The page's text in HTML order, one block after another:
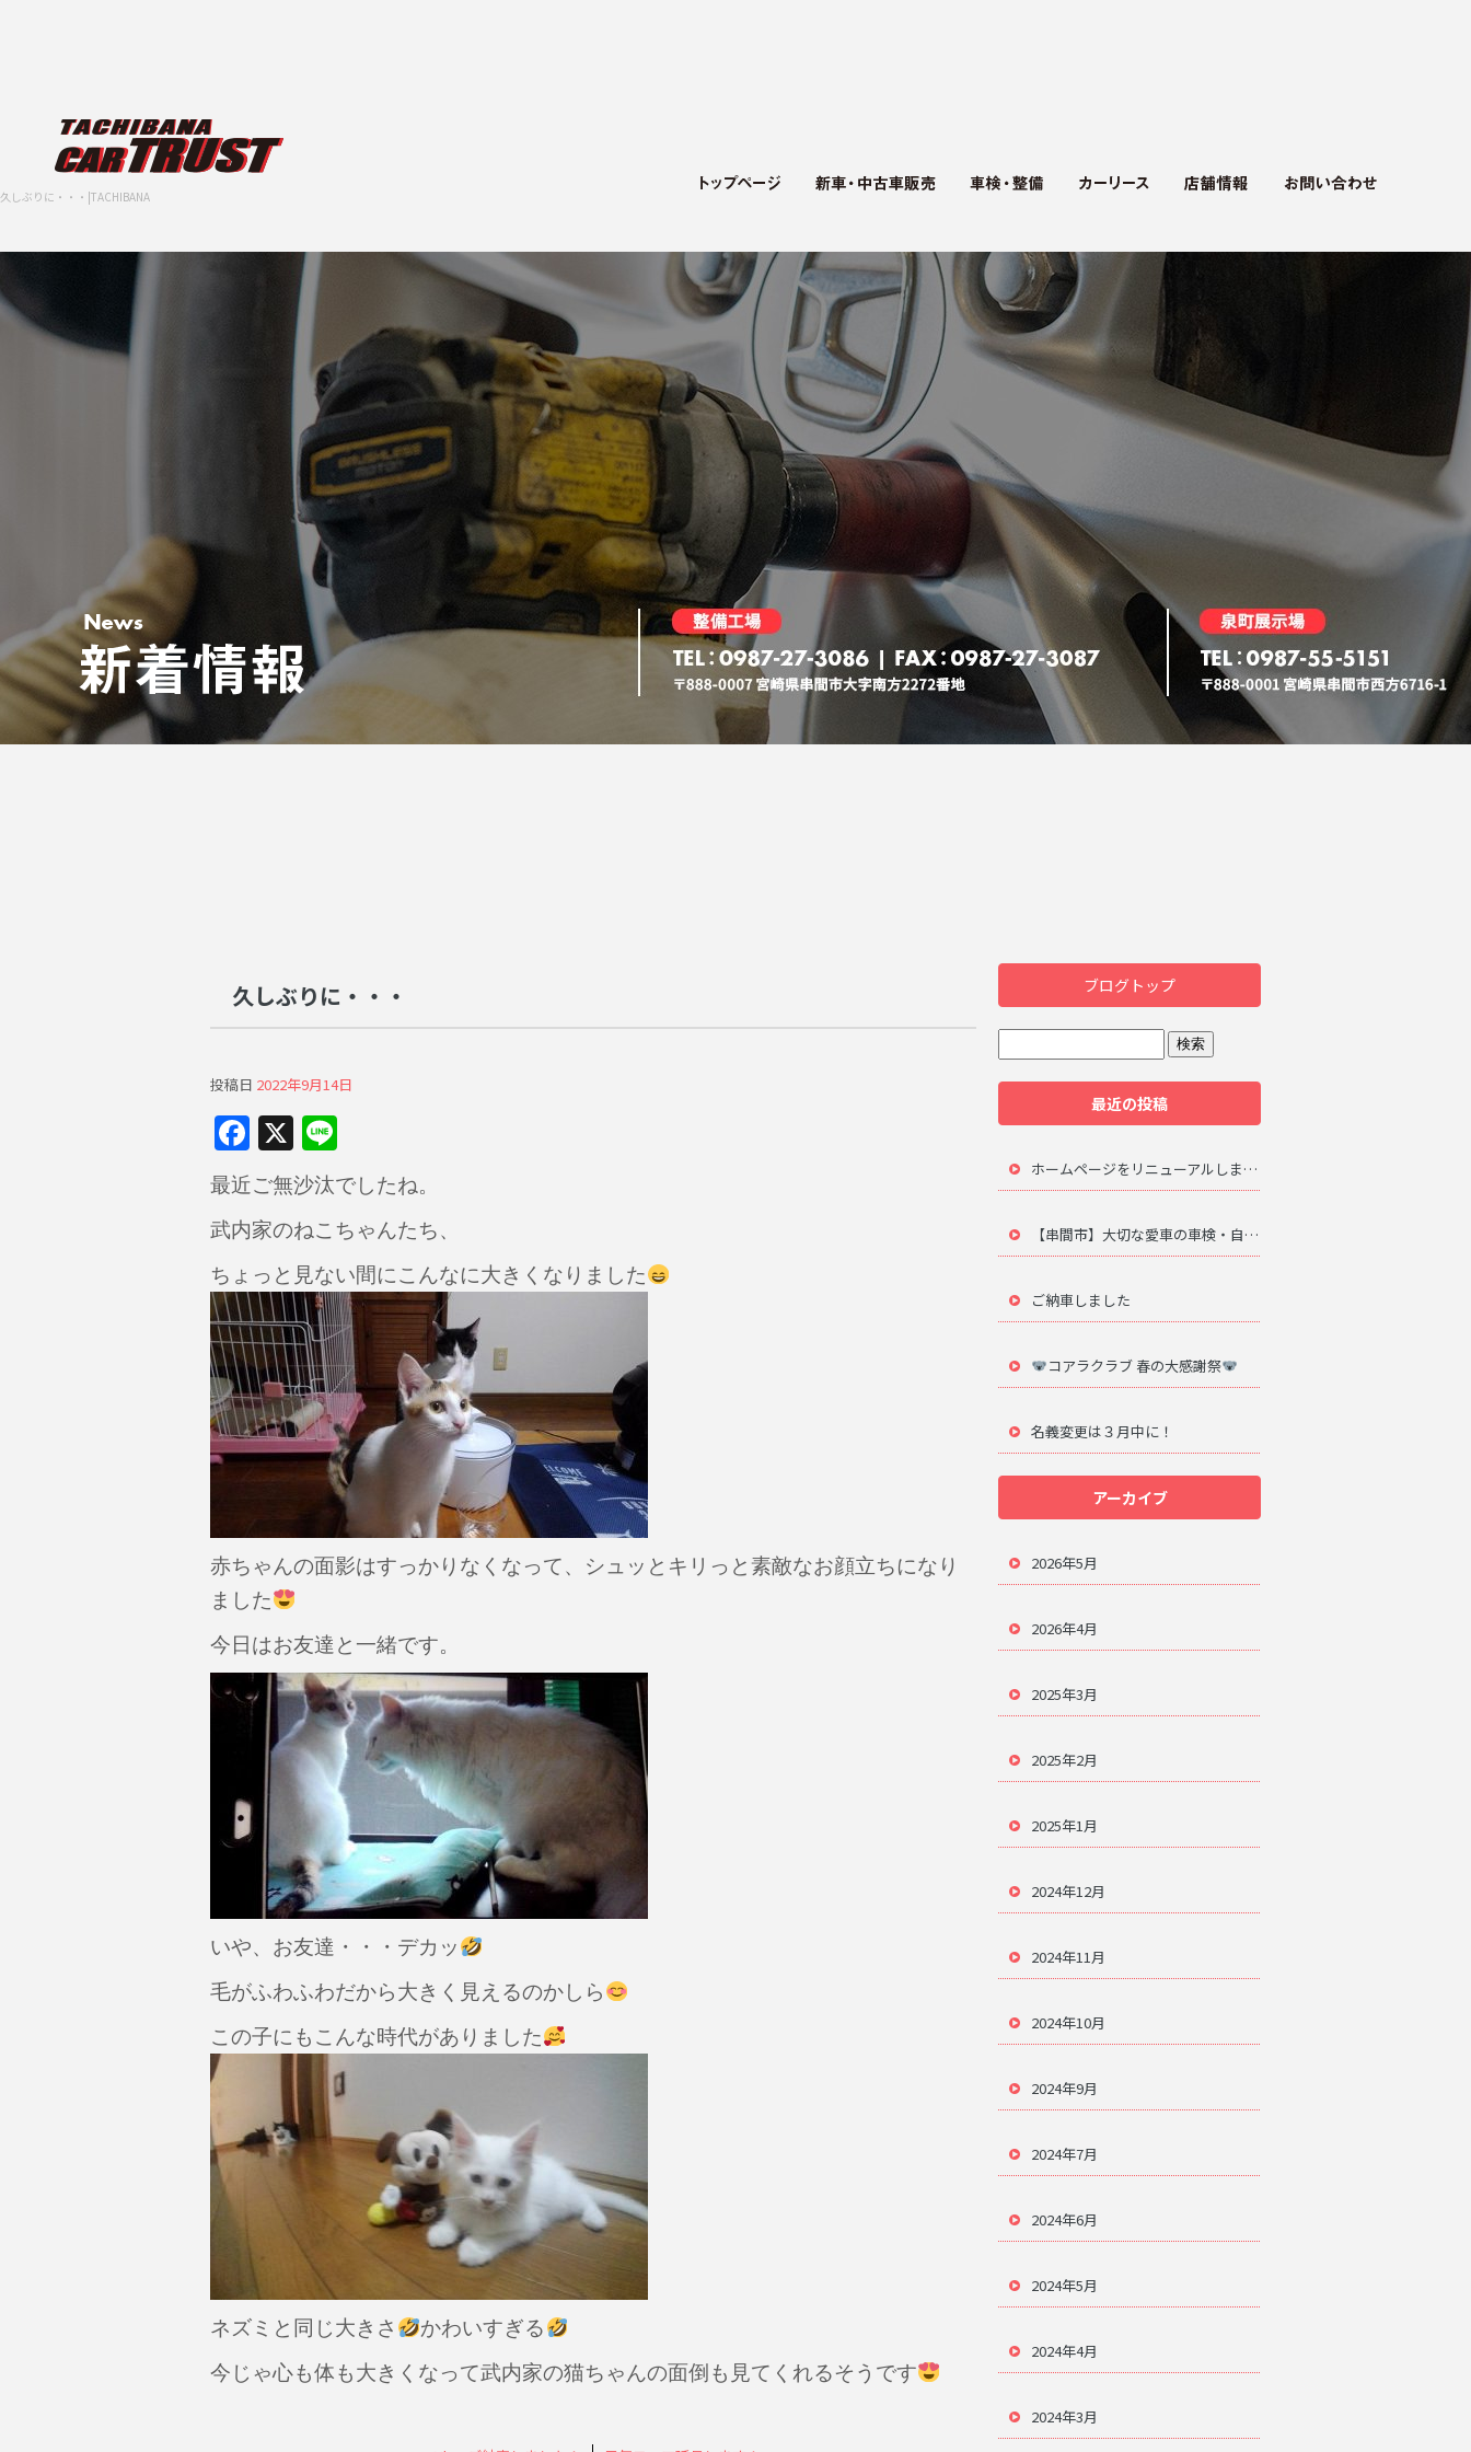
久しぶりに・・・|TACHIBANA
久しぶりに・・・
投稿日 2022年9月14日
F
a
c
e
b
o
o
k
X
n
e
最近ご無沙汰でしたね。
武内家のねこちゃんたち、
ちょっと見ない間にこんなに大きくなりました
赤ちゃんの面影はすっかりなくなって、シュッとキリっと素敵なお顔立ちになり
ました
今日はお友達と一緒です。
いや、お友達・・・デカッ
毛がふわふわだから大きく見えるのかしら
この子にもこんな時代がありました
ネズミと同じ大きさ
かわいすぎる
今じゃ心も体も大きくなって武内家の猫ちゃんの面倒も見てくれるそうです
ブログトップ
最近の投稿
ホームページをリニューアルしました。
【串間市】大切な愛車の車検・自動車修理は地元のプロにお任せ
ご納車しました
コアラクラブ 春の大感謝祭
名義変更は３月中に！
アーカイブ
2026年5月
2026年4月
2025年3月
2025年2月
2025年1月
2024年12月
2024年11月
2024年10月
2024年9月
2024年7月
2024年6月
2024年5月
2024年4月
2024年3月